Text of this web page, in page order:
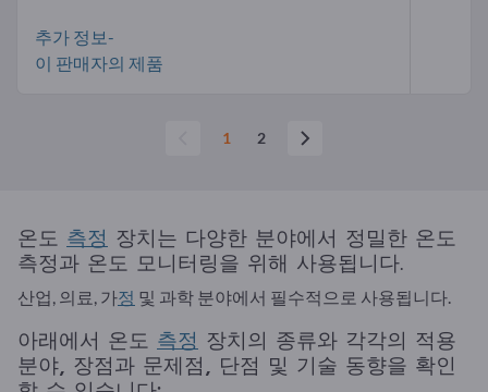
추가 정보-
이 판매자의 제품
1 2
온도 측정 장치는 다양한 분야에서 정밀한 온도
측정과 온도 모니터링을 위해 사용됩니다.
산업, 의료, 가정 및 과학 분야에서 필수적으로 사용됩니다.
아래에서 온도 측정 장치의 종류와 각각의 적용
분야, 장점과 문제점, 단점 및 기술 동향을 확인